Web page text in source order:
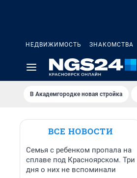
НЕДВИЖИМОСТЬ ЗНАКОМСТВА
В Академгородке новая стройка
ВСЕ НОВОСТИ
Семья с ребенком пропала на
сплаве под Красноярском. Три
дня о них не вспоминали